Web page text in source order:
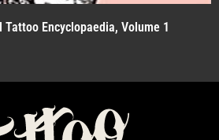
Tattoo Encyclopaedia, Volume 1